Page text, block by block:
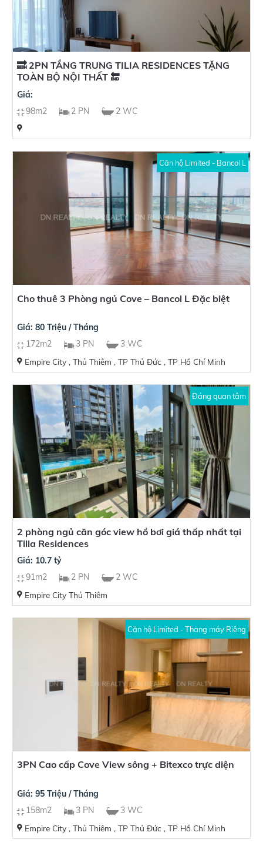
🔜 2PN TẦNG TRUNG TILIA RESIDENCES TẶNG
TOÀN BỘ NỘI THẤT 🔚
Giá:
98m2
2 PN 2 WC
Căn hộ Limited - Bancol L
Cho thuê 3 Phòng ngủ Cove – Bancol L Đặc biệt
Giá: 80 Triệu / Tháng
172m2
3 PN 3 WC
Empire City , Thủ Thiêm , TP Thủ Đức , TP Hồ Chí Minh
Đáng quan tâm
2 phòng ngủ căn góc view hồ bơi giá thấp nhất tại
Tilia Residences
Giá: 10.7 tỷ
91m2
2 PN 2 WC
Empire City Thủ Thiêm
Căn hộ Limited - Thang máy Riêng
3PN Cao cấp Cove View sông + Bitexco trực diện
Giá: 95 Triệu / Tháng
158m2
3 PN 3 WC
Empire City , Thủ Thiêm , TP Thủ Đức , TP Hồ Chí Minh